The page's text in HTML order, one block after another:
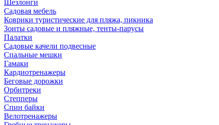
Шезлонги
Садовая мебель
Коврики туристические для пляжа, пикника
Зонты садовые и пляжные, тенты-парусы
Палатки
Садовые качели подвесные
Спальные мешки
Гамаки
Кардиотренажеры
Беговые дорожки
Орбитреки
Степперы
Спин байки
Велотренажеры